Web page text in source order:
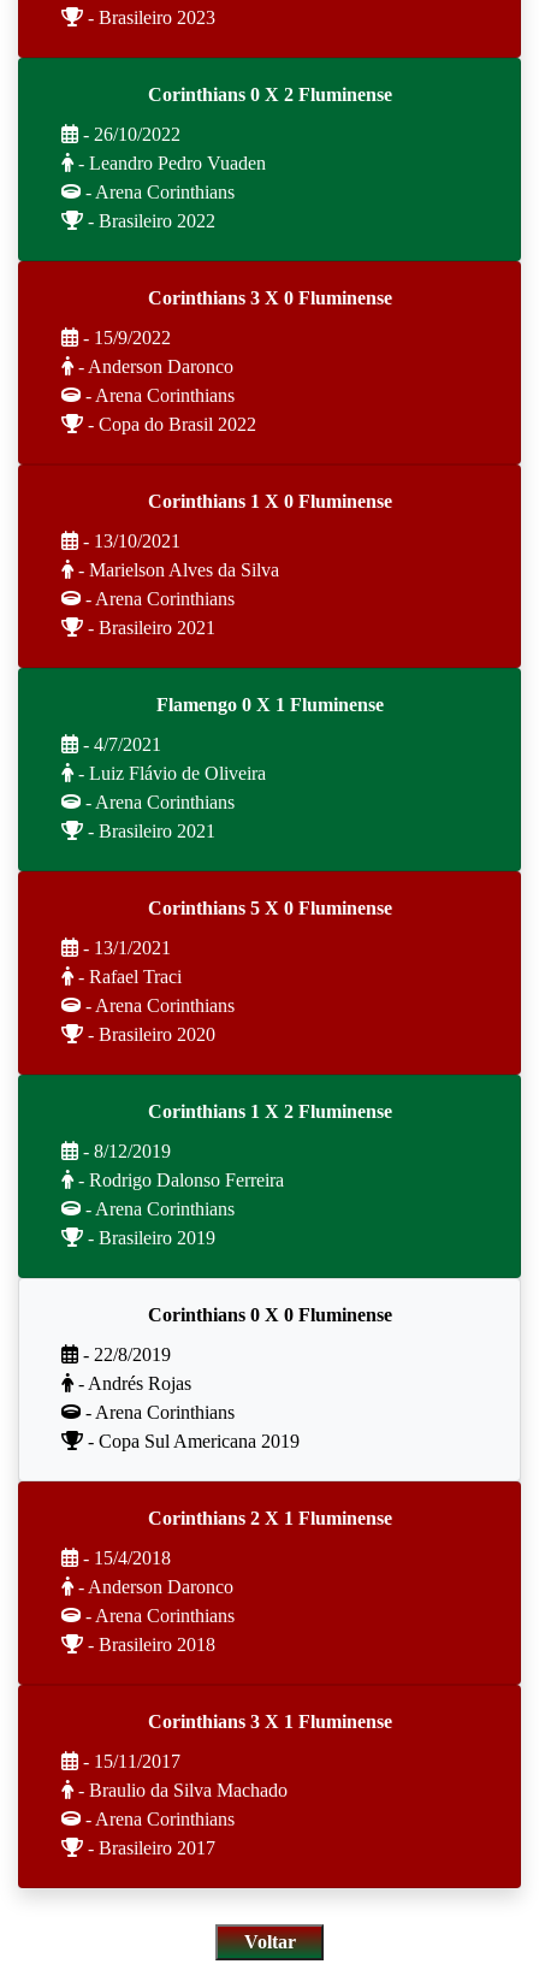
- Brasileiro 2023
Corinthians 0 X 2 Fluminense
- 26/10/2022
- Leandro Pedro Vuaden
- Arena Corinthians
- Brasileiro 2022
Corinthians 3 X 0 Fluminense
- 15/9/2022
- Anderson Daronco
- Arena Corinthians
- Copa do Brasil 2022
Corinthians 1 X 0 Fluminense
- 13/10/2021
- Marielson Alves da Silva
- Arena Corinthians
- Brasileiro 2021
Flamengo 0 X 1 Fluminense
- 4/7/2021
- Luiz Flávio de Oliveira
- Arena Corinthians
- Brasileiro 2021
Corinthians 5 X 0 Fluminense
- 13/1/2021
- Rafael Traci
- Arena Corinthians
- Brasileiro 2020
Corinthians 1 X 2 Fluminense
- 8/12/2019
- Rodrigo Dalonso Ferreira
- Arena Corinthians
- Brasileiro 2019
Corinthians 0 X 0 Fluminense
- 22/8/2019
- Andrés Rojas
- Arena Corinthians
- Copa Sul Americana 2019
Corinthians 2 X 1 Fluminense
- 15/4/2018
- Anderson Daronco
- Arena Corinthians
- Brasileiro 2018
Corinthians 3 X 1 Fluminense
- 15/11/2017
- Braulio da Silva Machado
- Arena Corinthians
- Brasileiro 2017